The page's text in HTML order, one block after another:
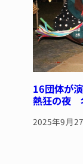
16団体が
熱狂の夜
2025年9月